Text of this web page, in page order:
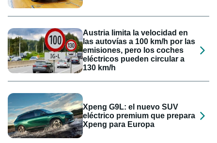
Austria limita la velocidad en
las autovías a 100 km/h por las
emisiones, pero los coches
eléctricos pueden circular a
130 km/h
Xpeng G9L: el nuevo SUV
eléctrico premium que prepara
Xpeng para Europa